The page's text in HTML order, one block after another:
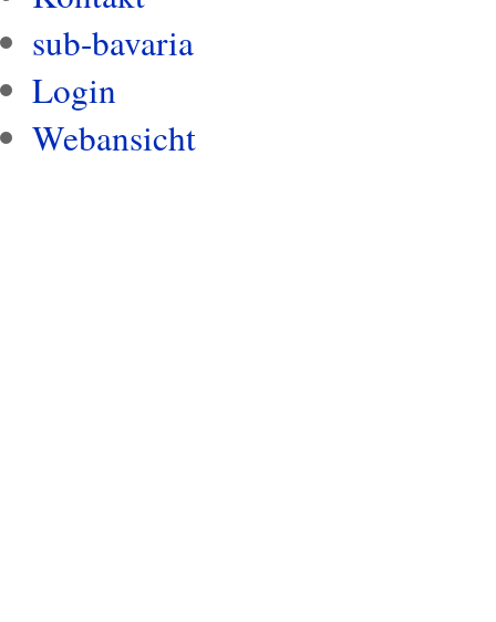
sub-bavaria
Login
Webansicht